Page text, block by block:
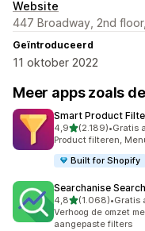
Website
447 Broadway, 2nd
Geïntroduceerd
11 oktober 2022
Meer apps zoals
Smart Product
4,9van 5 sterren
(2.189)
2189 recensies in
•Gratis
Product filteren,
Built for Shopify
Searchanise
4,8van 5 sterren
(1.068)
1068 recensies in
•Gratis
Verhoog de omzet
aangepaste filters